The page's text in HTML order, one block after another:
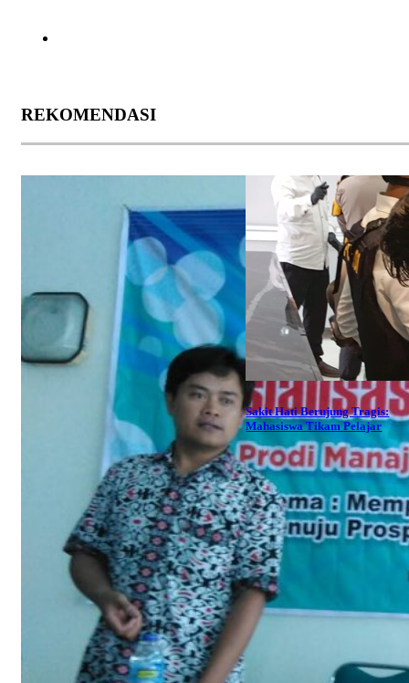
REKOMENDASI
Sakit Hati Berujung Tragis:
Mahasiswa Tikam Pelajar